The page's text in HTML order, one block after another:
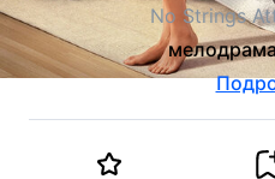
No Strings